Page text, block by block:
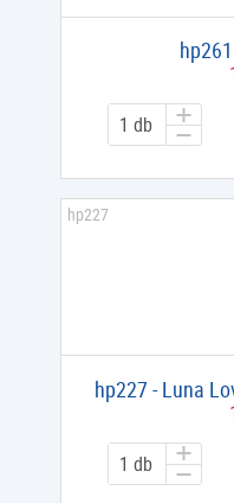
hp227 - Luna
hp227